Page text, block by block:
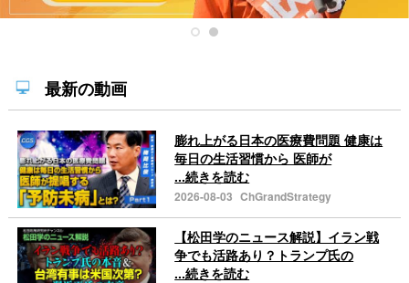
研修・ツアーに参加
最新の動画
膨れ上がる日本の医療費問題 健康は
毎日の生活習慣から 医師が
...続きを読む
2026-08-03 ChGrandStrategy
【松田学のニュース解説】イラン戦
争でも活路あり？トランプ氏の
...続きを読む